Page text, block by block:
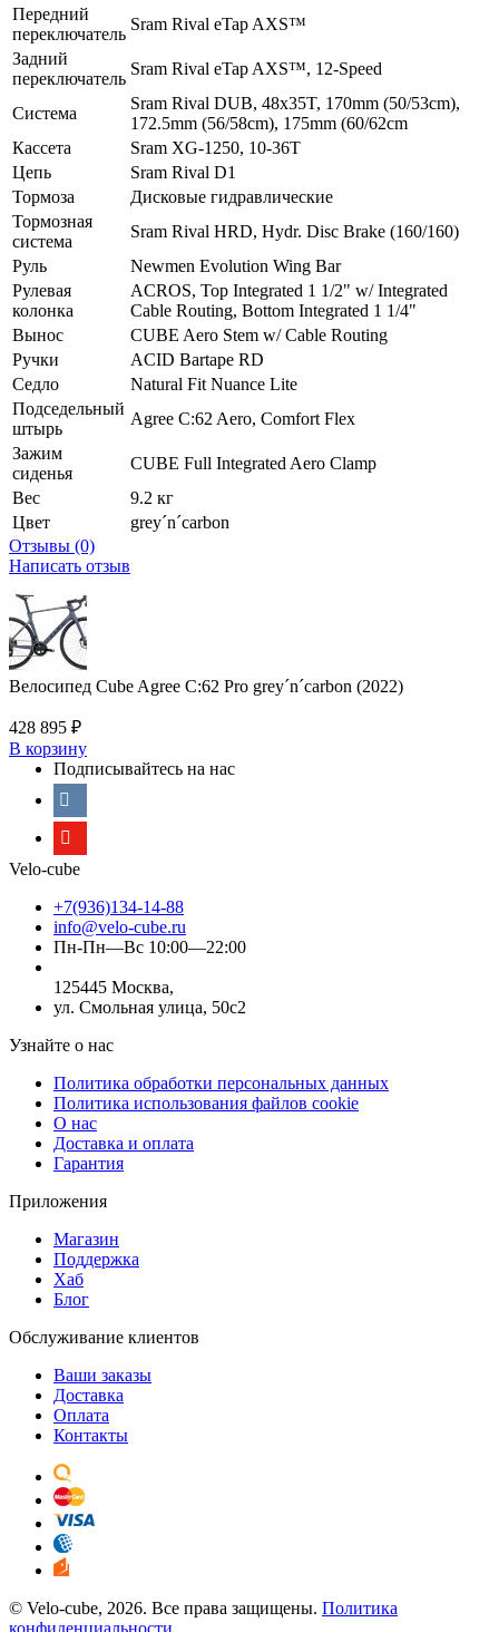
Передний
переключатель
Sram Rival eTap AXS™
Задний
переключатель
Sram Rival eTap AXS™, 12-Speed
Система
Sram Rival DUB, 48x35T, 170mm (50/53cm),
172.5mm (56/58cm), 175mm (60/62cm
Кассета
Sram XG-1250, 10-36T
Цепь
Sram Rival D1
Тормоза
Дисковые гидравлические
Тормозная
система
Sram Rival HRD, Hydr. Disc Brake (160/160)
Руль
Newmen Evolution Wing Bar
Рулевая
колонка
ACROS, Top Integrated 1 1/2" w/ Integrated
Cable Routing, Bottom Integrated 1 1/4"
Вынос
CUBE Aero Stem w/ Cable Routing
Ручки
ACID Bartape RD
Седло
Natural Fit Nuance Lite
Подседельный
штырь
Agree C:62 Aero, Comfort Flex
Зажим
сиденья
CUBE Full Integrated Aero Clamp
Вес
9.2 кг
Цвет
grey´n´carbon
Отзывы (0)
Написать отзыв
Велосипед Cube Agree C:62 Pro grey´n´carbon (2022)
428 895 ₽
В корзину
Подписывайтесь на нас
Velo-cube
+7(936)134-14-88
info@velo-cube.ru
Пн-Пн—Вс 10:00—22:00
125445 Москва,
ул. Смольная улица, 50с2
Узнайте о нас
Политика обработки персональных данных
Политика использования файлов cookie
О нас
Доставка и оплата
Гарантия
Приложения
Магазин
Поддержка
Хаб
Блог
Обслуживание клиентов
Ваши заказы
Доставка
Оплата
Контакты
© Velo-cube, 2026. Все права защищены. Политика
конфиденциальности